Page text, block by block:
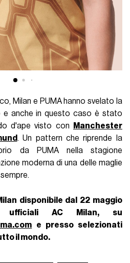
Milan e PUMA hanno svelato la
e anche in questo caso è stato
d'ape visto con
Manchester
. Un pattern che riprende la
da PUMA nella stagione
moderna di una delle maglie
disponibile dal 22 maggio
ufficiali AC Milan, su
e presso selezionati
il mondo.